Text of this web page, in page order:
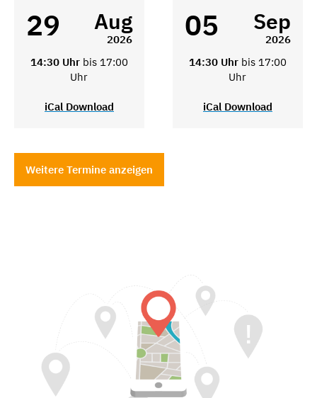
29 Aug
2026
14:30 Uhr bis 17:00
Uhr
iCal Download
05 Sep
2026
14:30 Uhr bis 17:00
Uhr
iCal Download
Weitere Termine anzeigen